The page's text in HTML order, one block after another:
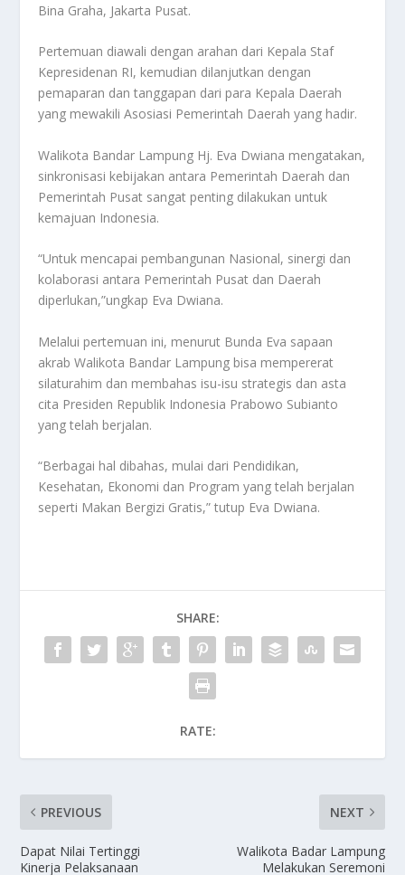
Bina Graha, Jakarta Pusat.
Pertemuan diawali dengan arahan dari Kepala Staf
Kepresidenan RI, kemudian dilanjutkan dengan
pemaparan dan tanggapan dari para Kepala Daerah
yang mewakili Asosiasi Pemerintah Daerah yang hadir.
Walikota Bandar Lampung Hj. Eva Dwiana mengatakan,
sinkronisasi kebijakan antara Pemerintah Daerah dan
Pemerintah Pusat sangat penting dilakukan untuk
kemajuan Indonesia.
“Untuk mencapai pembangunan Nasional, sinergi dan
kolaborasi antara Pemerintah Pusat dan Daerah
diperlukan,”ungkap Eva Dwiana.
Melalui pertemuan ini, menurut Bunda Eva sapaan
akrab Walikota Bandar Lampung bisa mempererat
silaturahim dan membahas isu-isu strategis dan asta
cita Presiden Republik Indonesia Prabowo Subianto
yang telah berjalan.
“Berbagai hal dibahas, mulai dari Pendidikan,
Kesehatan, Ekonomi dan Program yang telah berjalan
seperti Makan Bergizi Gratis,” tutup Eva Dwiana.
SHARE:
RATE:
PREVIOUS
Dapat Nilai Tertinggi
Kinerja Pelaksanaan
NEXT
Walikota Badar Lampung
Melakukan Seremoni